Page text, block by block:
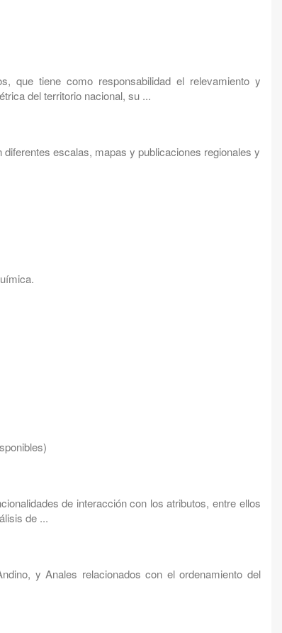
que tiene como responsabilidad el relevamiento y
del territorio nacional, su ...
escalas, mapas y publicaciones regionales y
de interacción con los atributos, entre ellos
de ...
y Anales relacionados con el ordenamiento del